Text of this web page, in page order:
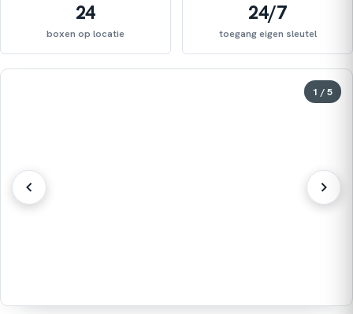
24
boxen op locatie
24/7
toegang eigen sleutel
1 / 5